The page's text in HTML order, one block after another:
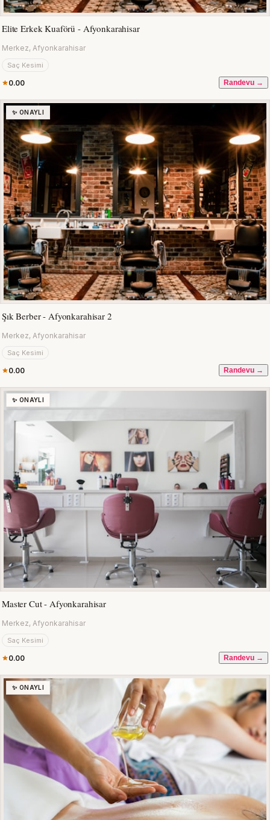
Elite Erkek Kuaförü - Afyonkarahisar
Merkez, Afyonkarahisar
Saç Kesimi
0.00 Randevu →
✨ ONAYLI
Şık Berber - Afyonkarahisar 2
Merkez, Afyonkarahisar
Saç Kesimi
0.00 Randevu →
✨ ONAYLI
Master Cut - Afyonkarahisar
Merkez, Afyonkarahisar
Saç Kesimi
0.00 Randevu →
✨ ONAYLI